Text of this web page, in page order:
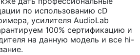
по использованию cD
усилителя AudioLab
100% сертификацию и
на данную модель и все hi-